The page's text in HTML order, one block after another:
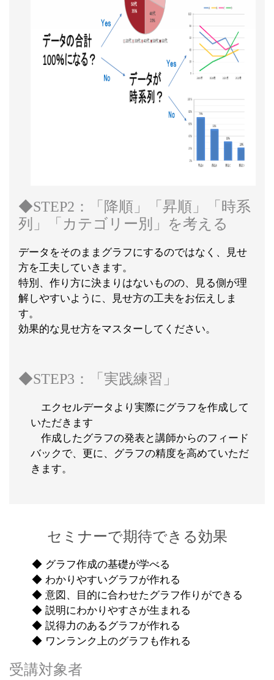
◆STEP2：「降順」「昇順」「時系
列」「カテゴリー別」を考える
データをそのままグラフにするのではなく、見せ
方を工夫していきます。
特別、作り方に決まりはないものの、見る側が理
解しやすいように、見せ方の工夫をお伝えしま
す。
効果的な見せ方をマスターしてください。
◆STEP3：「実践練習」
エクセルデータより実際にグラフを作成して
いただきます
作成したグラフの発表と講師からのフィード
バックで、更に、グラフの精度を高めていただ
きます。
セミナーで期待できる効果
◆ グラフ作成の基礎が学べる
◆ わかりやすいグラフが作れる
◆ 意図、目的に合わせたグラフ作りができる
◆ 説明にわかりやすさが生まれる
◆ 説得力のあるグラフが作れる
◆ ワンランク上のグラフも作れる
受講対象者